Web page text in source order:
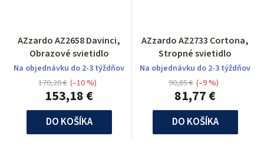
AZzardo AZ2658 Davinci,
Obrazové svietidlo
Na objednávku do 2-3 týždňov
153,18 €
170,20 € (–10 %)
DO KOŠÍKA
AZzardo AZ2733 Cortona,
Stropné svietidlo
Na objednávku do 2-3 týždňov
81,77 €
90,85 € (–9 %)
DO KOŠÍKA